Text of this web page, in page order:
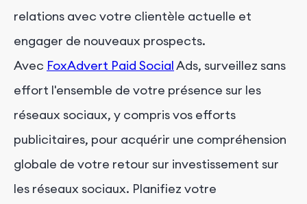
relations avec votre clientèle actuelle et
engager de nouveaux prospects.
Avec FoxAdvert Paid SocialAds, surveillez sans
effort l'ensemble de votre présence sur les
réseaux sociaux, y compris vos efforts
publicitaires, pour acquérir une compréhension
globale de votre retour sur investissement sur
les réseaux sociaux. Planifiez votre